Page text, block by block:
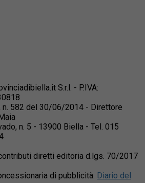
S.r.l. - P.IVA:
n. 582 del 30/06/2014 - Direttore
n. 5 - 13900 Biella - Tel. 015
diretti editoria d.lgs. 70/2017
di pubblicità: Diario del